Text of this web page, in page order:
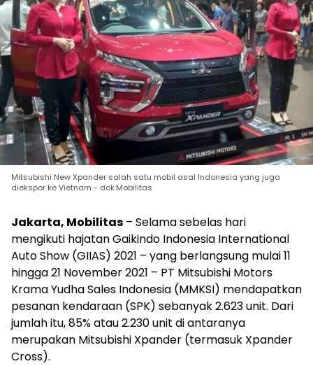
Mitsubishi New Xpander salah satu mobil asal Indonesia yang juga
diekspor ke Vietnam - dok.Mobilitas
Jakarta, Mobilitas – Selama sebelas hari
mengikuti hajatan Gaikindo Indonesia International
Auto Show (GIIAS) 2021 – yang berlangsung mulai 11
hingga 21 November 2021 – PT Mitsubishi Motors
Krama Yudha Sales Indonesia (MMKSI) mendapatkan
pesanan kendaraan (SPK) sebanyak 2.623 unit. Dari
jumlah itu, 85% atau 2.230 unit di antaranya
merupakan Mitsubishi Xpander (termasuk Xpander
Cross).